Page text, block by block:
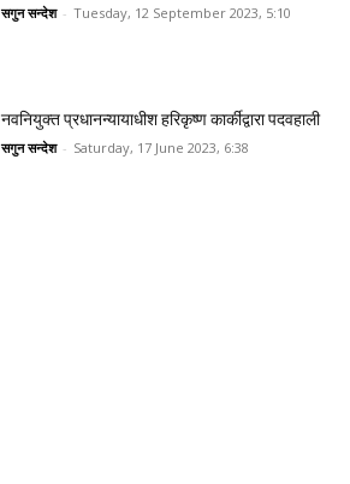
सगुन सन्देश - Tuesday, 12 September 2023, 5:10
नवनियुक्त प्रधानन्यायाधीश हरिकृष्ण कार्कीद्वारा पदवहाली
सगुन सन्देश - Saturday, 17 June 2023, 6:38